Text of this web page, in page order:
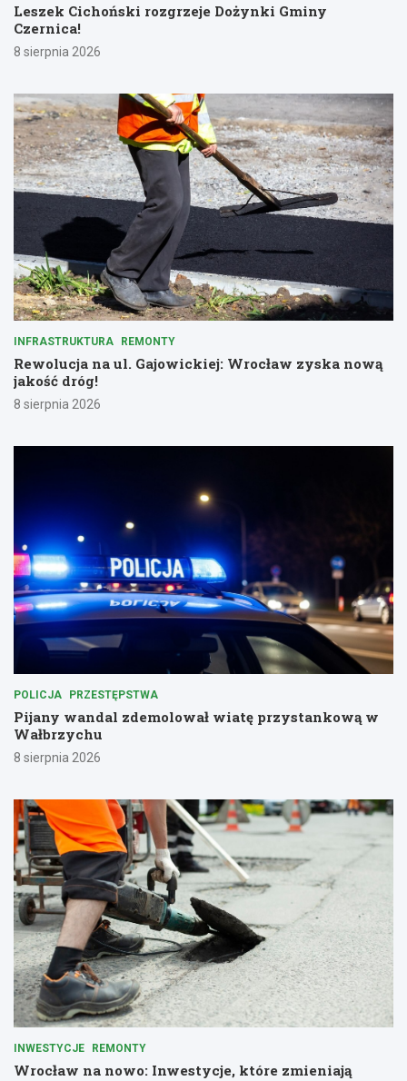
Leszek Cichoński rozgrzeje Dożynki Gminy
Czernica!
8 sierpnia 2026
INFRASTRUKTURA REMONTY
Rewolucja na ul. Gajowickiej: Wrocław zyska nową
jakość dróg!
8 sierpnia 2026
POLICJA PRZESTĘPSTWA
Pijany wandal zdemolował wiatę przystankową w
Wałbrzychu
8 sierpnia 2026
INWESTYCJE REMONTY
Wrocław na nowo: Inwestycje, które zmieniają